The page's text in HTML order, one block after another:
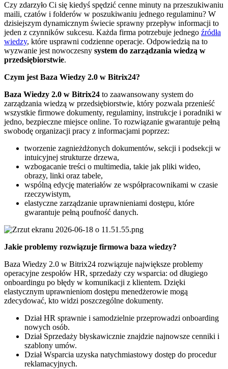
Czy zdarzyło Ci się kiedyś spędzić cenne minuty na przeszukiwaniu
maili, czatów i folderów w poszukiwaniu jednego regulaminu? W
dzisiejszym dynamicznym świecie sprawny przepływ informacji to
jeden z czynników sukcesu. Każda firma potrzebuje jednego źródła
wiedzy, które usprawni codzienne operacje. Odpowiedzią na to
wyzwanie jest nowoczesny system do zarządzania wiedzą w
przedsiębiorstwie.
Czym jest Baza Wiedzy 2.0 w Bitrix24?
Baza Wiedzy 2.0 w Bitrix24 to zaawansowany system do
zarządzania wiedzą w przedsiębiorstwie, który pozwala przenieść
wszystkie firmowe dokumenty, regulaminy, instrukcje i poradniki w
jedno, bezpieczne miejsce online. To rozwiązanie gwarantuje pełną
swobodę organizacji pracy z informacjami poprzez:
tworzenie zagnieżdżonych dokumentów, sekcji i podsekcji w
intuicyjnej strukturze drzewa,
wzbogacanie treści o multimedia, takie jak pliki wideo,
obrazy, linki oraz tabele,
wspólną edycję materiałów ze współpracownikami w czasie
rzeczywistym,
elastyczne zarządzanie uprawnieniami dostępu, które
gwarantuje pełną poufność danych.
Jakie problemy rozwiązuje firmowa baza wiedzy?
Baza Wiedzy 2.0 w Bitrix24 rozwiązuje największe problemy
operacyjne zespołów HR, sprzedaży czy wsparcia: od długiego
onboardingu po błędy w komunikacji z klientem. Dzięki
elastycznym uprawnieniom dostępu menedżerowie mogą
zdecydować, kto widzi poszczególne dokumenty.
Dział HR sprawnie i samodzielnie przeprowadzi onboarding
nowych osób.
Dział Sprzedaży błyskawicznie znajdzie najnowsze cenniki i
szablony umów.
Dział Wsparcia uzyska natychmiastowy dostęp do procedur
reklamacyjnych.